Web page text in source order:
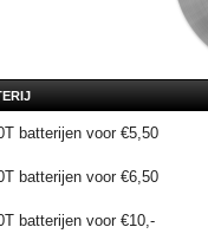
batterijen voor €5,50
batterijen voor €6,50
batterijen voor €10,-